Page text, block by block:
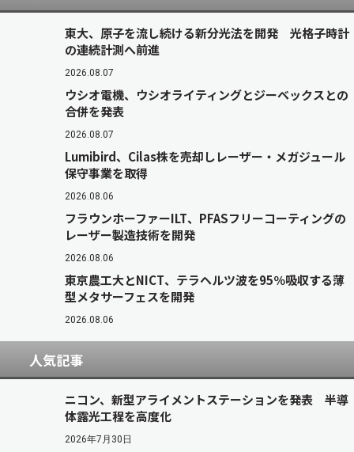
東大、原子を流し続ける新分光法を開発 光格子時計
の連続計測へ前進
2026.08.07
ウシオ電機、ウシオライティングとジーベックスとの
合併を発表
2026.08.07
Lumibird、Cilas株を売却しレーザー・メガジュール
保守事業を取得
2026.08.06
フラウンホーファーILT、PFASフリーコーティングの
レーザー製造技術を開発
2026.08.06
東京農工大とNICT、テラヘルツ波を95％吸収する薄
型メタサーフェスを開発
2026.08.06
人気記事
ニコン、新型アライメントステーションを発表 半導
体露光工程を高度化
2026年7月30日